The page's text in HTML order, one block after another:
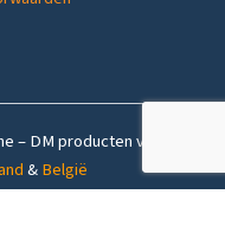
– DM producten voordelig
&België